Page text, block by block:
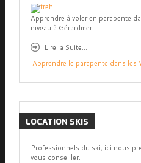
Apprendre à voler en parapente
niveau à Gérardmer.
Lire la Suite...
Apprendre le parapente dans les
LOCATION SKIS
Professionnels du ski, ici nous
vous conseiller.